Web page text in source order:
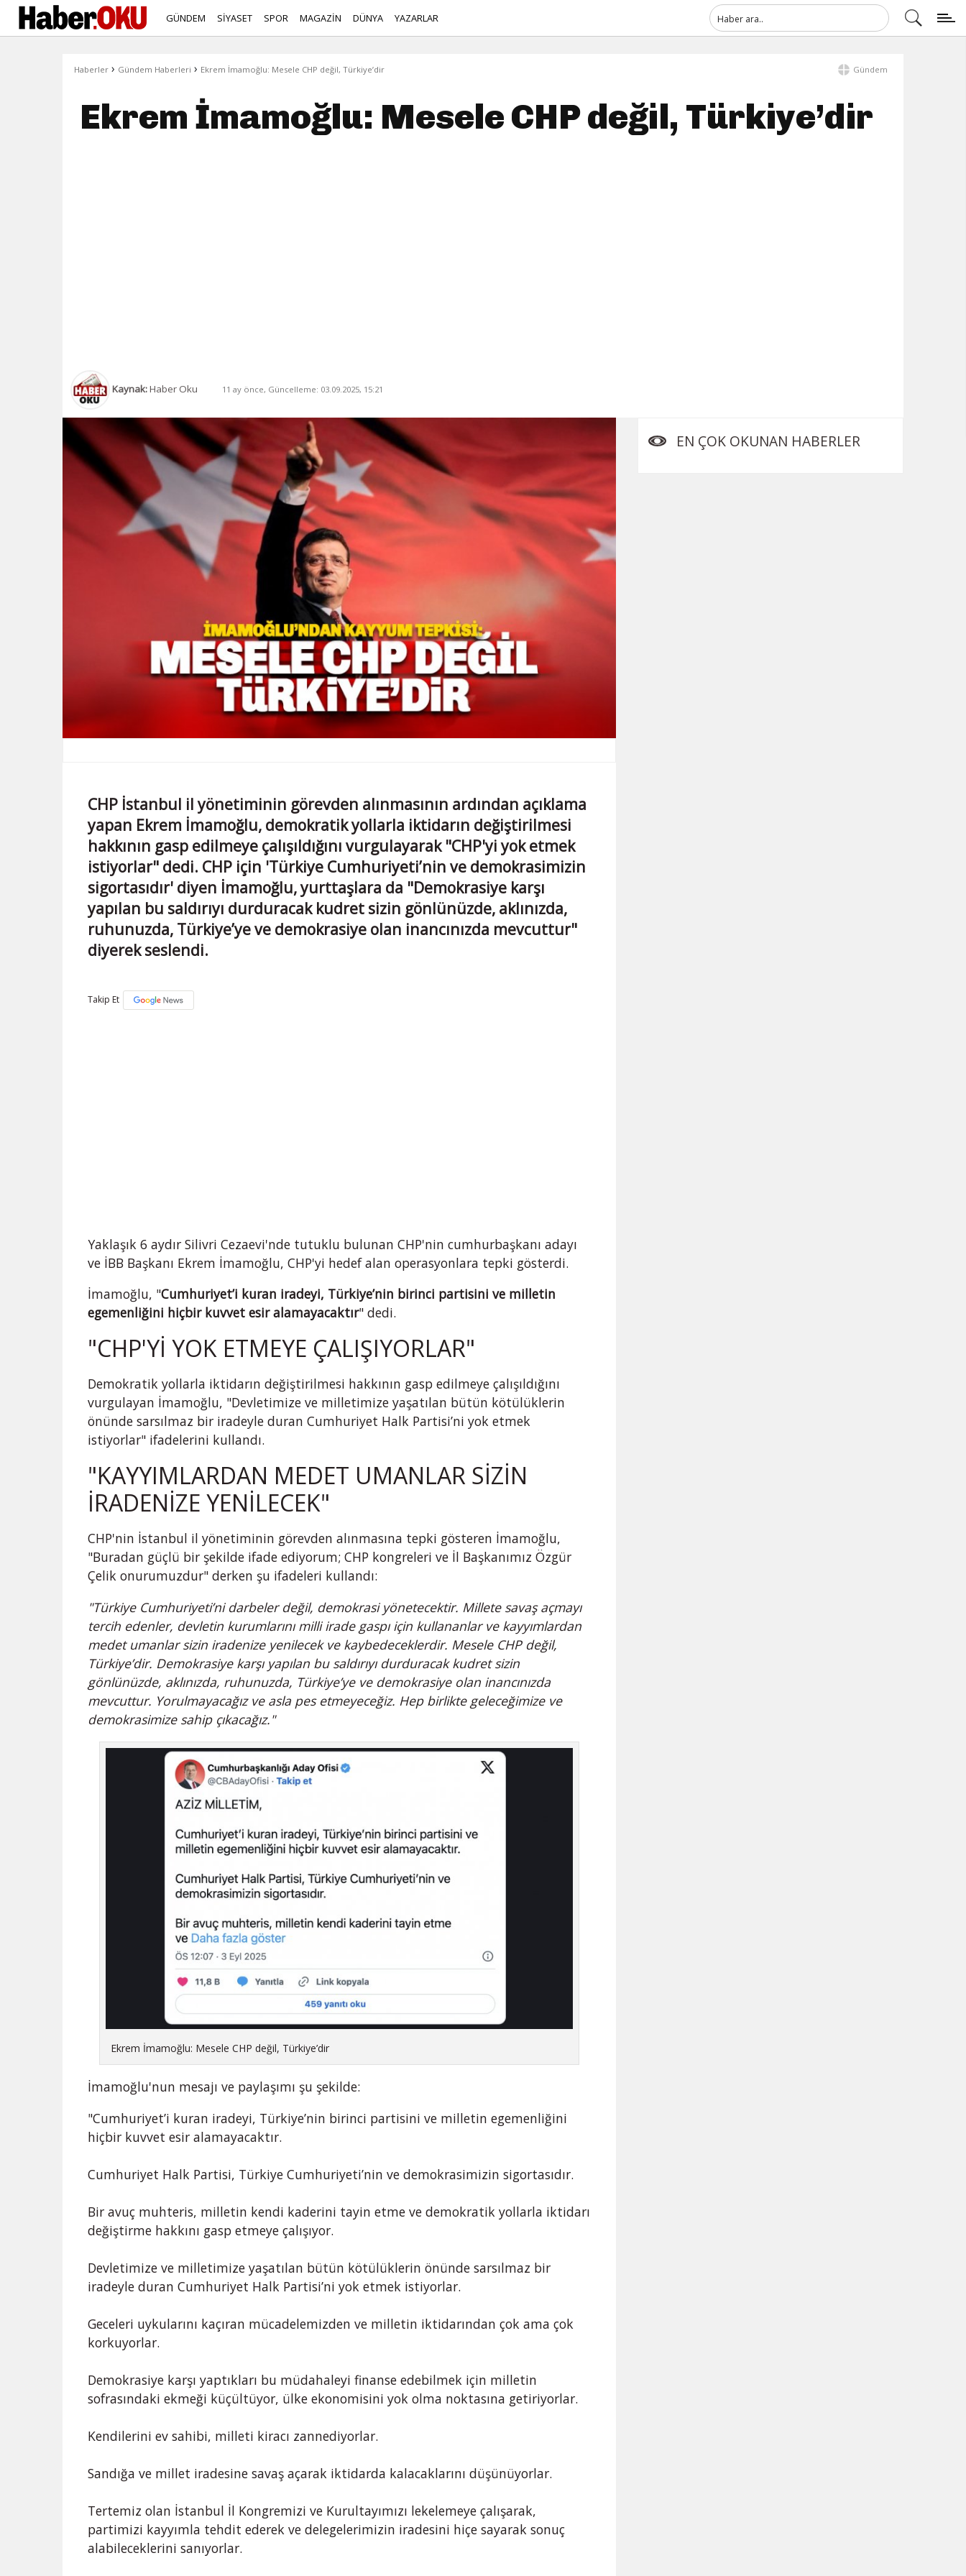
GÜNDEM SİYASET SPOR MAGAZİN DÜNYA YAZARLAR
Haberler › Gündem Haberleri › Ekrem İmamoğlu: Mesele CHP değil, Türkiye’dir Gündem
Ekrem İmamoğlu: Mesele CHP değil, Türkiye’dir
Kaynak:Haber Oku 11 ay önce, Güncelleme: 03.09.2025, 15:21
CHP İstanbul il yönetiminin görevden alınmasının ardından açıklama
yapan Ekrem İmamoğlu, demokratik yollarla iktidarın değiştirilmesi
hakkının gasp edilmeye çalışıldığını vurgulayarak "CHP'yi yok etmek
istiyorlar" dedi. CHP için 'Türkiye Cumhuriyeti’nin ve demokrasimizin
sigortasıdır' diyen İmamoğlu, yurttaşlara da "Demokrasiye karşı
yapılan bu saldırıyı durduracak kudret sizin gönlünüzde, aklınızda,
ruhunuzda, Türkiye’ye ve demokrasiye olan inancınızda mevcuttur"
diyerek seslendi.
Takip Et
Yaklaşık 6 aydır Silivri Cezaevi'nde tutuklu bulunan CHP'nin cumhurbaşkanı adayı
ve İBB Başkanı Ekrem İmamoğlu, CHP'yi hedef alan operasyonlara tepki gösterdi.
İmamoğlu, "Cumhuriyet’i kuran iradeyi, Türkiye’nin birinci partisini ve milletin
egemenliğini hiçbir kuvvet esir alamayacaktır" dedi.
"CHP'Yİ YOK ETMEYE ÇALIŞIYORLAR"
Demokratik yollarla iktidarın değiştirilmesi hakkının gasp edilmeye çalışıldığını
vurgulayan İmamoğlu, "Devletimize ve milletimize yaşatılan bütün kötülüklerin
önünde sarsılmaz bir iradeyle duran Cumhuriyet Halk Partisi’ni yok etmek
istiyorlar" ifadelerini kullandı.
"KAYYIMLARDAN MEDET UMANLAR SİZİN
İRADENİZE YENİLECEK"
CHP'nin İstanbul il yönetiminin görevden alınmasına tepki gösteren İmamoğlu,
"Buradan güçlü bir şekilde ifade ediyorum; CHP kongreleri ve İl Başkanımız Özgür
Çelik onurumuzdur" derken şu ifadeleri kullandı:
"Türkiye Cumhuriyeti’ni darbeler değil, demokrasi yönetecektir. Millete savaş açmayı
tercih edenler, devletin kurumlarını milli irade gaspı için kullananlar ve kayyımlardan
medet umanlar sizin iradenize yenilecek ve kaybedeceklerdir. Mesele CHP değil,
Türkiye’dir. Demokrasiye karşı yapılan bu saldırıyı durduracak kudret sizin
gönlünüzde, aklınızda, ruhunuzda, Türkiye’ye ve demokrasiye olan inancınızda
mevcuttur. Yorulmayacağız ve asla pes etmeyeceğiz. Hep birlikte geleceğimize ve
demokrasimize sahip çıkacağız."
Ekrem İmamoğlu: Mesele CHP değil, Türkiye’dir
İmamoğlu'nun mesajı ve paylaşımı şu şekilde:
"Cumhuriyet’i kuran iradeyi, Türkiye’nin birinci partisini ve milletin egemenliğini
hiçbir kuvvet esir alamayacaktır.
Cumhuriyet Halk Partisi, Türkiye Cumhuriyeti’nin ve demokrasimizin sigortasıdır.
Bir avuç muhteris, milletin kendi kaderini tayin etme ve demokratik yollarla iktidarı
değiştirme hakkını gasp etmeye çalışıyor.
Devletimize ve milletimize yaşatılan bütün kötülüklerin önünde sarsılmaz bir
iradeyle duran Cumhuriyet Halk Partisi’ni yok etmek istiyorlar.
Geceleri uykularını kaçıran mücadelemizden ve milletin iktidarından çok ama çok
korkuyorlar.
Demokrasiye karşı yaptıkları bu müdahaleyi finanse edebilmek için milletin
sofrasındaki ekmeği küçültüyor, ülke ekonomisini yok olma noktasına getiriyorlar.
Kendilerini ev sahibi, milleti kiracı zannediyorlar.
Sandığa ve millet iradesine savaş açarak iktidarda kalacaklarını düşünüyorlar.
Tertemiz olan İstanbul İl Kongremizi ve Kurultayımızı lekelemeye çalışarak,
partimizi kayyımla tehdit ederek ve delegelerimizin iradesini hiçe sayarak sonuç
alabileceklerini sanıyorlar.
EN ÇOK OKUNAN HABERLER